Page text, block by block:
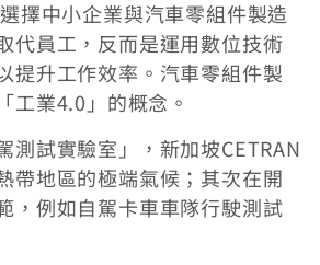
擇中小企業與汽車零組件製造
代員工，反而是運用數位技術
提升工作效率。汽車零組件製
工業4.0」的概念。
試實驗室」，新加坡CETRAN
帶地區的極端氣候；其次在開
，例如自駕卡車車隊行駛測試